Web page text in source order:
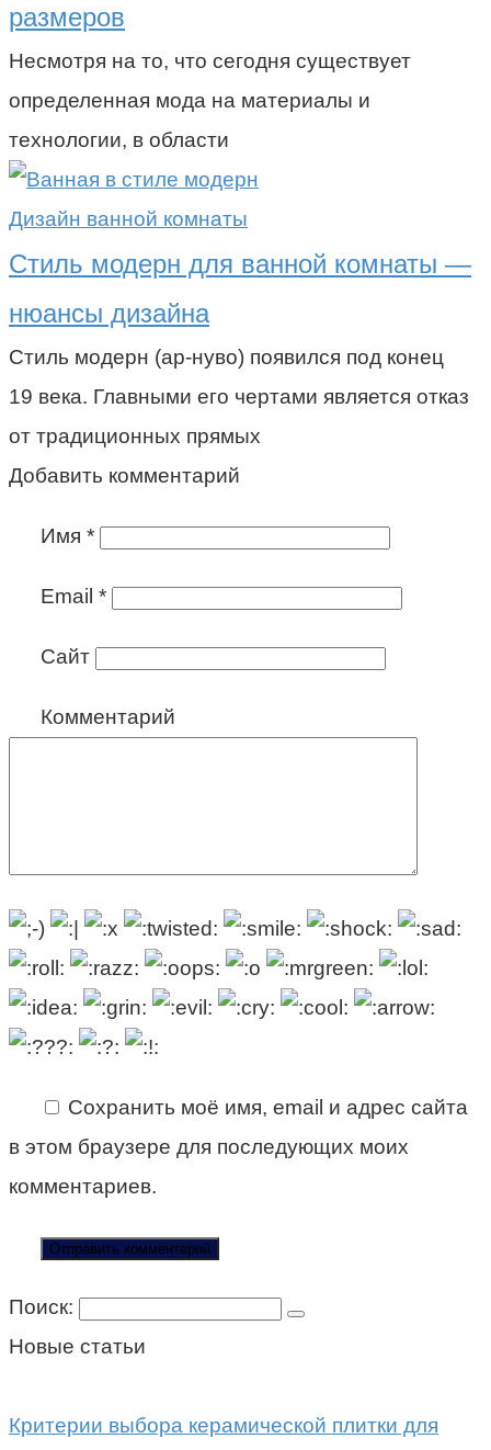
размеров
Несмотря на то, что сегодня существует
определенная мода на материалы и
технологии, в области
Дизайн ванной комнаты
Стиль модерн для ванной комнаты —
нюансы дизайна
Стиль модерн (ар-нуво) появился под конец
19 века. Главными его чертами является отказ
от традиционных прямых
Добавить комментарий
Имя *
Email *
Сайт
Комментарий
Сохранить моё имя, email и адрес сайта
в этом браузере для последующих моих
комментариев.
Поиск:
Новые статьи
Критерии выбора керамической плитки для